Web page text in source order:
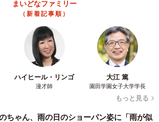
定額を徴収」というシステムになって
税は走った分だけ課税することになる
い人や走行距離の短い人の税負担を減
が見込める
まいどなファミリー
（新着記事順）
ハイヒール・リンゴ
漫才師
大江 篤
園田学園女子大学学長
もっと見る
ちゃん、雨の日のショーパン姿に「雨が似